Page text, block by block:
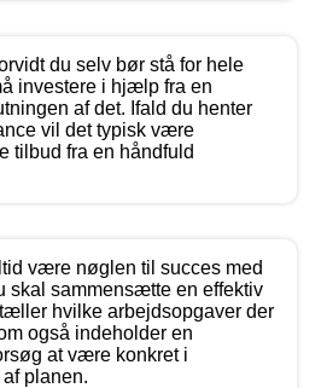
du selv bør stå for hele
investere i hjælp fra en
af det. Ifald du henter
vil det typisk være
tilbud fra en håndfuld
være nøglen til succes med
skal sammensætte en effektiv
hvilke arbejdsopgaver der
også indeholder en
at være konkret i
planen.